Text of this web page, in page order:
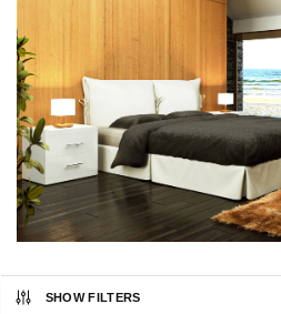
SHOW FILTERS